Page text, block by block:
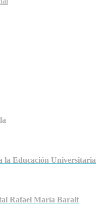
la Educación Universitaria
Rafael María Baralt